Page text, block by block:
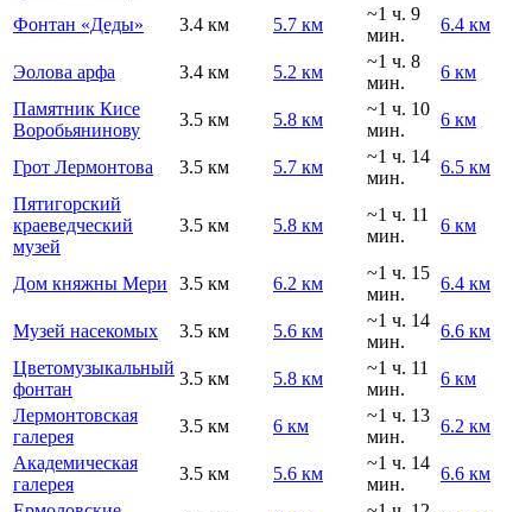
Фонтан «Деды» 3.4 км 5.7 км
~1 ч. 9
мин.
6.4 км
Эолова арфа 3.4 км 5.2 км
~1 ч. 8
мин.
6 км
Памятник Кисе
Воробьянинову
3.5 км 5.8 км
~1 ч. 10
мин.
6 км
Грот Лермонтова 3.5 км 5.7 км
~1 ч. 14
мин.
6.5 км
Пятигорский
краеведческий
музей
3.5 км 5.8 км
~1 ч. 11
мин.
6 км
Дом княжны Мери 3.5 км 6.2 км
~1 ч. 15
мин.
6.4 км
Музей насекомых 3.5 км 5.6 км
~1 ч. 14
мин.
6.6 км
Цветомузыкальный
фонтан
3.5 км 5.8 км
~1 ч. 11
мин.
6 км
Лермонтовская
галерея
3.5 км 6 км
~1 ч. 13
мин.
6.2 км
Академическая
галерея
3.5 км 5.6 км
~1 ч. 14
мин.
6.6 км